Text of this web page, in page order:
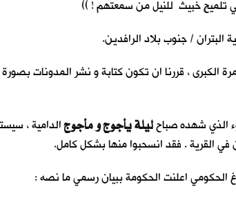
تلميحٍ خبيث للنيل من سمعتهم ! ))
/ جنوب بلاد الرافدين.
الكبرى ، قررنا ان تكون كتابة و نشر المدونات
الذي شهده صباحليلة يأجوج و مأجوجالدامية ،
في القرية . فقد انسحبوا منها بشكل كامل.
الحكومي اعلنت الحكومة ببيان رسمي ما نصه :